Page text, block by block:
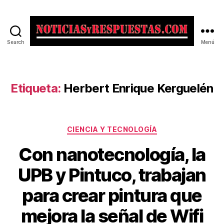
Search Menú
Etiqueta: Herbert Enrique Kerguelén
Categorías
CIENCIA Y TECNOLOGÍA
Con nanotecnología, la
UPB y Pintuco, trabajan
para crear pintura que
mejora la señal de Wifi